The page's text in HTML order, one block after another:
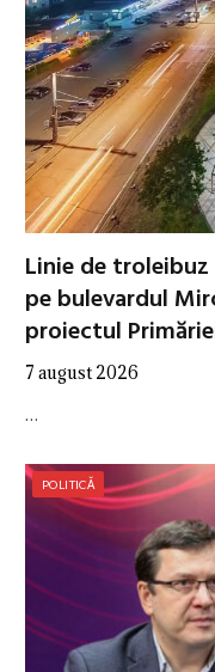
Linie de
pe bulevardul
proiectul
7 august 2026
…
POLITICĂ